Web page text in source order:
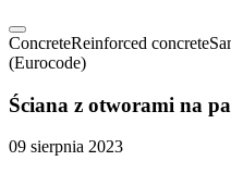
ConcreteReinforced concrete
(Eurocode)
Ściana z otworami na
09 sierpnia 2023